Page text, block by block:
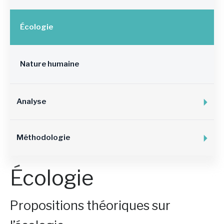
Écologie
Propositions théoriques sur
Écologie
Nature humaine
Analyse
Méthodologie